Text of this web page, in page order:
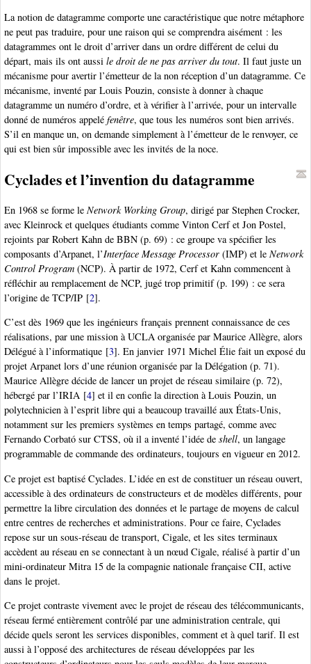
La notion de datagramme comporte une caractéristique que notre métaphore
ne peut pas traduire, pour une raison qui se comprendra aisément : les
datagrammes ont le droit d’arriver dans un ordre différent de celui du
départ, mais ils ont aussi le droit de ne pas arriver du tout. Il faut juste un
mécanisme pour avertir l’émetteur de la non réception d’un datagramme. Ce
mécanisme, inventé par Louis Pouzin, consiste à donner à chaque
datagramme un numéro d’ordre, et à vérifier à l’arrivée, pour un intervalle
donné de numéros appelé fenêtre, que tous les numéros sont bien arrivés.
S’il en manque un, on demande simplement à l’émetteur de le renvoyer, ce
qui est bien sûr impossible avec les invités de la noce.
Cyclades et l’invention du datagramme
En 1968 se forme le Network Working Group, dirigé par Stephen Crocker,
avec Kleinrock et quelques étudiants comme Vinton Cerf et Jon Postel,
rejoints par Robert Kahn de BBN (p. 69) : ce groupe va spécifier les
composants d’Arpanet, l’Interface Message Processor (IMP) et le Network
Control Program (NCP). À partir de 1972, Cerf et Kahn commencent à
réfléchir au remplacement de NCP, jugé trop primitif (p. 199) : ce sera
l’origine de TCP/IP [2].
C’est dès 1969 que les ingénieurs français prennent connaissance de ces
réalisations, par une mission à UCLA organisée par Maurice Allègre, alors
Délégué à l’informatique [3]. En janvier 1971 Michel Élie fait un exposé du
projet Arpanet lors d’une réunion organisée par la Délégation (p. 71).
Maurice Allègre décide de lancer un projet de réseau similaire (p. 72),
hébergé par l’IRIA [4] et il en confie la direction à Louis Pouzin, un
polytechnicien à l’esprit libre qui a beaucoup travaillé aux États-Unis,
notamment sur les premiers systèmes en temps partagé, comme avec
Fernando Corbató sur CTSS, où il a inventé l’idée de shell, un langage
programmable de commande des ordinateurs, toujours en vigueur en 2012.
Ce projet est baptisé Cyclades. L’idée en est de constituer un réseau ouvert,
accessible à des ordinateurs de constructeurs et de modèles différents, pour
permettre la libre circulation des données et le partage de moyens de calcul
entre centres de recherches et administrations. Pour ce faire, Cyclades
repose sur un sous-réseau de transport, Cigale, et les sites terminaux
accèdent au réseau en se connectant à un nœud Cigale, réalisé à partir d’un
mini-ordinateur Mitra 15 de la compagnie nationale française CII, active
dans le projet.
Ce projet contraste vivement avec le projet de réseau des télécommunicants,
réseau fermé entièrement contrôlé par une administration centrale, qui
décide quels seront les services disponibles, comment et à quel tarif. Il est
aussi à l’opposé des architectures de réseau développées par les